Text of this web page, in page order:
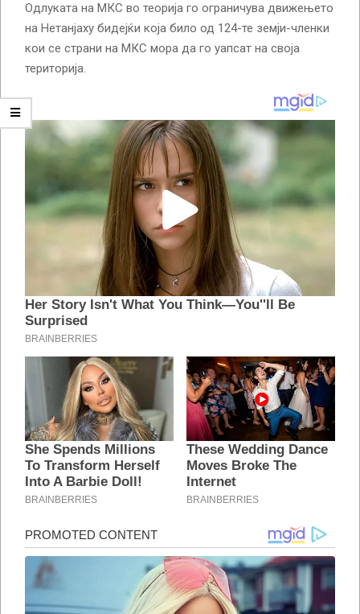
Одлуката на МКС во теорија го ограничува движењето
на Нетанјаху бидејќи која било од 124-те земји-членки
кои се страни на МКС мора да го уапсат на своја
територија.